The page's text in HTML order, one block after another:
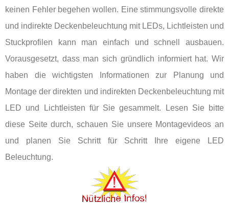
keinen Fehler begehen wollen. Eine stimmungsvolle direkte
und indirekte Deckenbeleuchtung mit LEDs, Lichtleisten und
Stuckprofilen kann man einfach und schnell ausbauen.
Vorausgesetzt, dass man sich gründlich informiert hat. Wir
haben die wichtigsten Informationen zur Planung und
Montage der direkten und indirekten Deckenbeleuchtung mit
LED und Lichtleisten für Sie gesammelt. Lesen Sie bitte
diese Seite durch, schauen Sie unsere Montagevideos an
und planen Sie Schritt für Schritt Ihre eigene LED
Beleuchtung.